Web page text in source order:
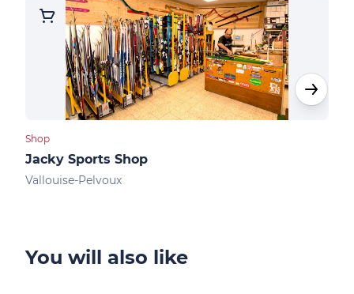
Shop
Jacky Sports Shop
Vallouise-Pelvoux
You will also like